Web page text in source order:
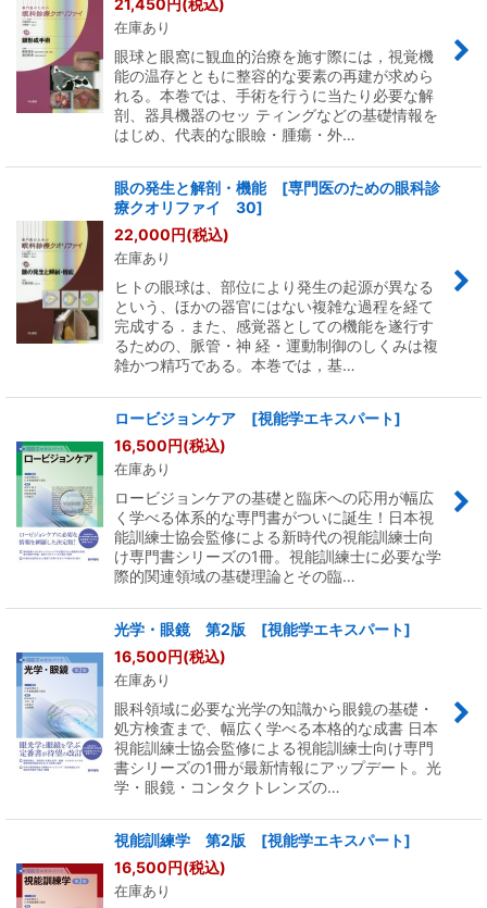
在庫あり
眼球と眼窩に観血的治療を施す際には，視覚機
能の温存とともに整容的な要素の再建が求めら
れる。本巻では、手術を行うに当たり必要な解
剖、器具機器のセッ ティングなどの基礎情報を
はじめ、代表的な眼瞼・腫瘍・外…
眼の発生と解剖・機能 [専門医のための眼科診
療クオリファイ 30]
22,000円(税込)
在庫あり
ヒトの眼球は、部位により発生の起源が異なる
という、ほかの器官にはない複雑な過程を経て
完成する．また、感覚器としての機能を遂行す
るための、脈管・神 経・運動制御のしくみは複
雑かつ精巧である。本巻では，基…
ロービジョンケア [視能学エキスパート]
16,500円(税込)
在庫あり
ロービジョンケアの基礎と臨床への応用が幅広
く学べる体系的な専門書がついに誕生！日本視
能訓練士協会監修による新時代の視能訓練士向
け専門書シリーズの1冊。視能訓練士に必要な学
際的関連領域の基礎理論とその臨…
光学・眼鏡 第2版 [視能学エキスパート]
16,500円(税込)
在庫あり
眼科領域に必要な光学の知識から眼鏡の基礎・
処方検査まで、幅広く学べる本格的な成書 日本
視能訓練士協会監修による視能訓練士向け専門
書シリーズの1冊が最新情報にアップデート。光
学・眼鏡・コンタクトレンズの…
視能訓練学 第2版 [視能学エキスパート]
16,500円(税込)
在庫あり